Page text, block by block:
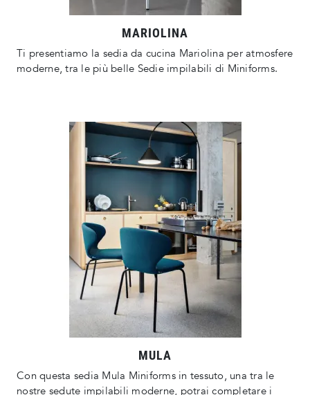
MARIOLINA
Ti presentiamo la sedia da cucina Mariolina per atmosfere
moderne, tra le più belle Sedie impilabili di Miniforms.
MULA
Con questa sedia Mula Miniforms in tessuto, una tra le
nostre sedute impilabili moderne, potrai completare i